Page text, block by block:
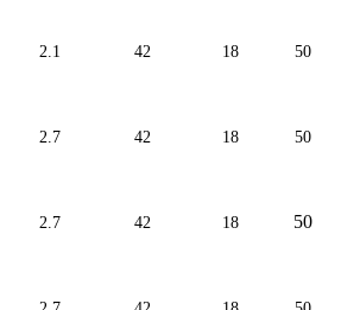
2.1 42 18 50
2.7 42 18 50
2.7 42 18 50